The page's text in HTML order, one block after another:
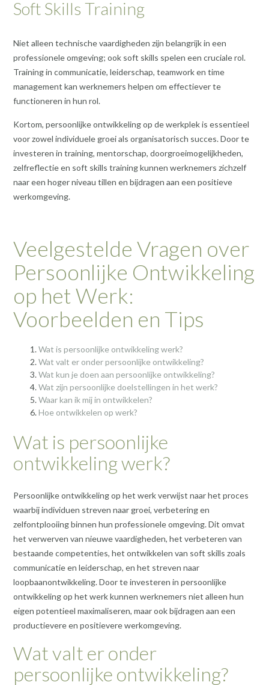
Soft Skills Training
Niet alleen technische vaardigheden zijn belangrijk in een
professionele omgeving; ook soft skills spelen een cruciale rol.
Training in communicatie, leiderschap, teamwork en time
management kan werknemers helpen om effectiever te
functioneren in hun rol.
Kortom, persoonlijke ontwikkeling op de werkplek is essentieel
voor zowel individuele groei als organisatorisch succes. Door te
investeren in training, mentorschap, doorgroeimogelijkheden,
zelfreflectie en soft skills training kunnen werknemers zichzelf
naar een hoger niveau tillen en bijdragen aan een positieve
werkomgeving.
Veelgestelde Vragen over
Persoonlijke Ontwikkeling
op het Werk:
Voorbeelden en Tips
Wat is persoonlijke ontwikkeling werk?
Wat valt er onder persoonlijke ontwikkeling?
Wat kun je doen aan persoonlijke ontwikkeling?
Wat zijn persoonlijke doelstellingen in het werk?
Waar kan ik mij in ontwikkelen?
Hoe ontwikkelen op werk?
Wat is persoonlijke
ontwikkeling werk?
Persoonlijke ontwikkeling op het werk verwijst naar het proces
waarbij individuen streven naar groei, verbetering en
zelfontplooiing binnen hun professionele omgeving. Dit omvat
het verwerven van nieuwe vaardigheden, het verbeteren van
bestaande competenties, het ontwikkelen van soft skills zoals
communicatie en leiderschap, en het streven naar
loopbaanontwikkeling. Door te investeren in persoonlijke
ontwikkeling op het werk kunnen werknemers niet alleen hun
eigen potentieel maximaliseren, maar ook bijdragen aan een
productievere en positievere werkomgeving.
Wat valt er onder
persoonlijke ontwikkeling?